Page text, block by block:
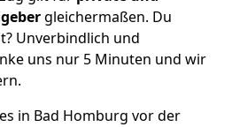
gleichermaßen. Du
Unverbindlich und
uns nur 5 Minuten und wir
in Bad Homburg vor der